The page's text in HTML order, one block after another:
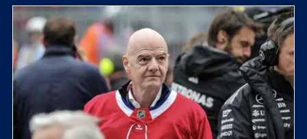
информационната агенция Yonhap, позовавайки се
на одитен доклад.